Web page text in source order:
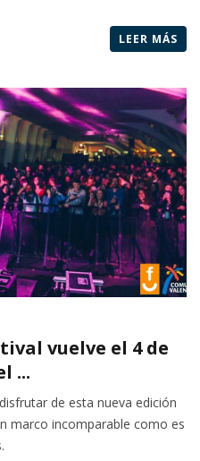
LEER MÁS
vuelve el 4 de
...
de esta nueva edición
marco incomparable como es